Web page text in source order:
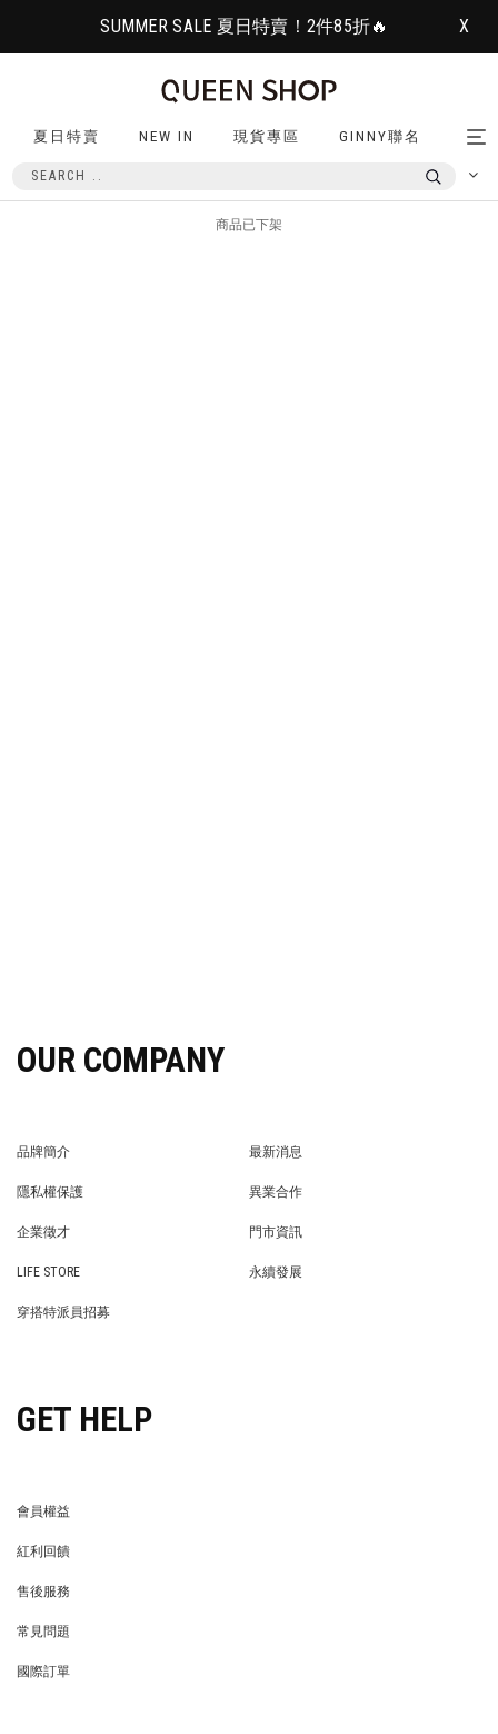
SUMMER SALE 夏日特賣！2件85折🔥 X
夏日特賣 NEW IN 現貨專區 GINNY聯名
商品已下架
OUR COMPANY
品牌簡介
最新消息
隱私權保護
異業合作
企業徵才
門市資訊
LIFE STORE
永續發展
穿搭特派員招募
GET HELP
會員權益
紅利回饋
售後服務
常見問題
國際訂單